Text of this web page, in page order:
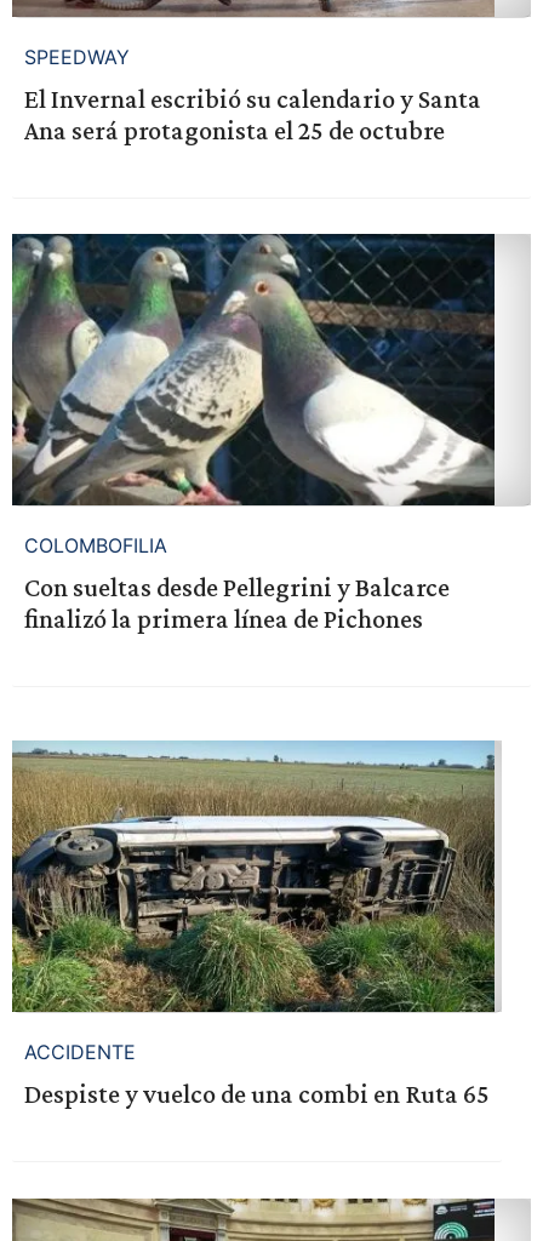
SPEEDWAY
El Invernal escribió su calendario y Santa
Ana será protagonista el 25 de octubre
COLOMBOFILIA
Con sueltas desde Pellegrini y Balcarce
finalizó la primera línea de Pichones
ACCIDENTE
Despiste y vuelco de una combi en Ruta 65